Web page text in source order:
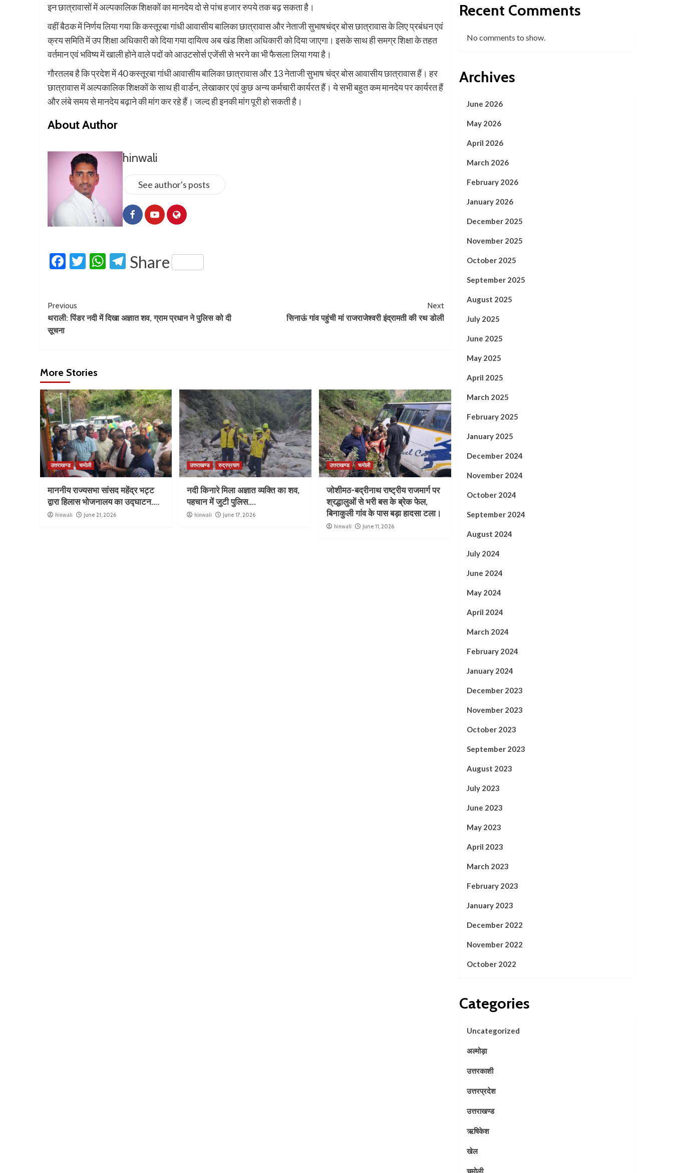
इन छात्रावासों में अल्पकालिक शिक्षकों का मानदेय दो से पांच हजार रुपये तक बढ़ सकता है।
वहीं बैठक में निर्णय लिया गया कि कस्तूरबा गांधी आवासीय बालिका छात्रावास और नेताजी सुभाषचंद्र बोस छात्रावास के लिए प्रबंधन एवं
क्रय समिति में उप शिक्षा अधिकारी को दिया गया दायित्व अब खंड शिक्षा अधिकारी को दिया जाएगा। इसके साथ ही समग्र शिक्षा के तहत
वर्तमान एवं भविष्य में खाली होने वाले पदों को आउटसोर्स एजेंसी से भरने का भी फैसला लिया गया है।
गौरतलब है कि प्रदेश में 40 कस्तूरबा गांधी आवासीय बालिका छात्रावास और 13 नेताजी सुभाष चंद्र बोस आवासीय छात्रावास हैं। हर
छात्रावास में अल्पकालिक शिक्षकों के साथ ही वार्डन, लेखाकार एवं कुछ अन्य कर्मचारी कार्यरत हैं। ये सभी बहुत कम मानदेय पर कार्यरत हैं
और लंबे समय से मानदेय बढ़ाने की मांग कर रहे हैं। जल्द ही इनकी मांग पूरी हो सकती है।
About Author
hinwali
See author's posts
Facebook
Twitter
WhatsApp
Telegram
Share
Previous
थराली: पिंडर नदी में दिखा अज्ञात शव, ग्राम प्रधान ने पुलिस को दी
सूचना
Next
सिनाऊं गांव पहुंची मां राजराजेश्वरी इंद्रामती की रथ डोली
More Stories
उत्तराखण्ड चमोली
माननीय राज्यसभा सांसद महेंद्र भट्ट
द्वारा हिलास भोजनालय का उद्घाटन….
hinwali June 21, 2026
उत्तराखण्ड रुद्रप्रयाग
नदी किनारे मिला अज्ञात व्यक्ति का शव,
पहचान में जुटी पुलिस….
hinwali June 17, 2026
उत्तराखण्ड चमोली
जोशीमठ-बद्रीनाथ राष्ट्रीय राजमार्ग पर
श्रद्धालुओं से भरी बस के ब्रेक फेल,
बिनाकुली गांव के पास बड़ा हादसा टला।
hinwali June 11, 2026
Recent Comments
No comments to show.
Archives
June 2026
May 2026
April 2026
March 2026
February 2026
January 2026
December 2025
November 2025
October 2025
September 2025
August 2025
July 2025
June 2025
May 2025
April 2025
March 2025
February 2025
January 2025
December 2024
November 2024
October 2024
September 2024
August 2024
July 2024
June 2024
May 2024
April 2024
March 2024
February 2024
January 2024
December 2023
November 2023
October 2023
September 2023
August 2023
July 2023
June 2023
May 2023
April 2023
March 2023
February 2023
January 2023
December 2022
November 2022
October 2022
Categories
Uncategorized
अल्मोड़ा
उत्तरकाशी
उत्तरप्रदेश
उत्तराखण्ड
ऋषिकेश
खेल
चमोली